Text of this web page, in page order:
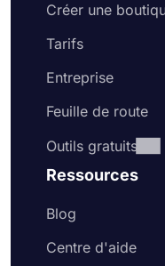
Créer une
Tarifs
Entreprise
Feuille de route
Outils gratuits
Ressources
Blog
Centre d'aide